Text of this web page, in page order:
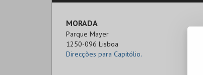
MORADA
Parque Mayer
1250-096 Lisboa
Direcções para Capitólio.